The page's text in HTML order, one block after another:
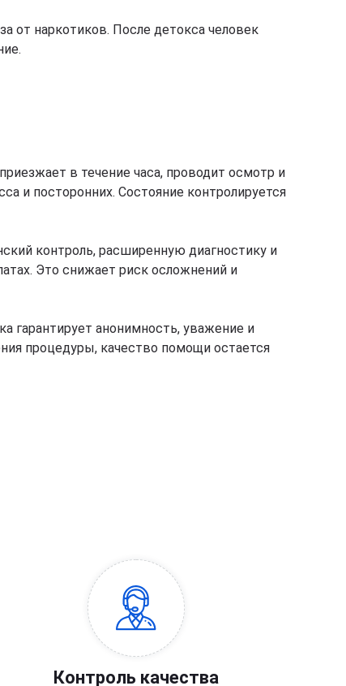
от наркотиков. После детокса человек
в течение часа, проводит осмотр и
и посторонних. Состояние контролируется
контроль, расширенную диагностику и
Это снижает риск осложнений и
гарантирует анонимность, уважение и
процедуры, качество помощи остается
Контроль качества